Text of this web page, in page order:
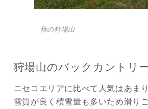
秋の狩場山
狩場山のバックカントリ
ニセコエリアに比べて人気はあま
雪質が良く積雪量も多いため滑り